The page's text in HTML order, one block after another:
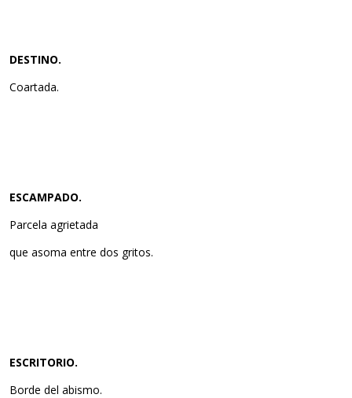
DESTINO.
Coartada.
ESCAMPADO.
Parcela agrietada
que asoma entre dos gritos.
ESCRITORIO.
Borde del abismo.